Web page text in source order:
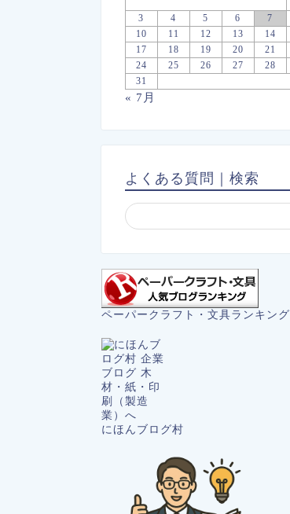
3
4 5 6 7
10
11 12 13 14
17
18 19 20 21
24
25 26 27 28
31
« 7月
よくある質問｜検索
ペーパークラフト・文具ランキング
にほんブログ村